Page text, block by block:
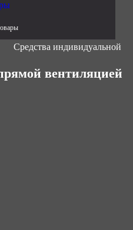
Средства индивидуальной
вентиляцией